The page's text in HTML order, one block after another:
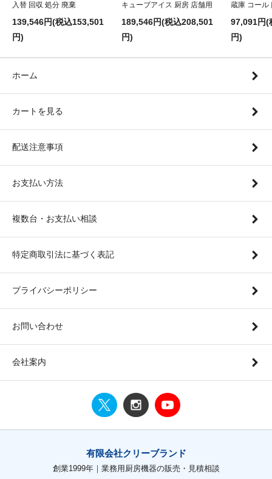
入替 回収 処分 廃棄
139,546円(税込153,501
円)
キューブアイス 厨房 店舗用
189,546円(税込208,501
円)
蔵庫 コール
97,091円(
円)
ホーム
カートを見る
配送注意事項
お支払い方法
複数台・お支払い相談
特定商取引法に基づく表記
プライバシーポリシー
お問い合わせ
会社案内
有限会社クリーブランド
創業1999年｜業務用厨房機器の販売・見積相談